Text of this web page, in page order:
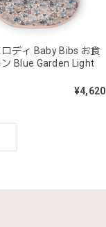
ロディ Baby Bibs お食
Blue Garden Light
¥4,620